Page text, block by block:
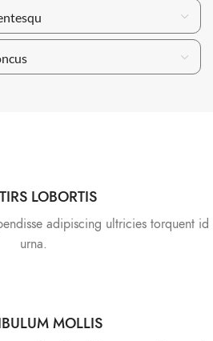
LOBORTIS
adipiscing ultricies torquent id
urna.
MOLLIS